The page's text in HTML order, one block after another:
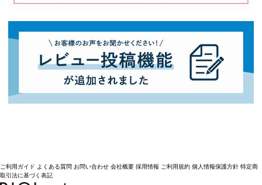
ご利用ガイド よくある質問 お問い合わせ 会社概要 採用情報 ご利用規約 個人情報保護方針 特定商
取引法に基づく表記